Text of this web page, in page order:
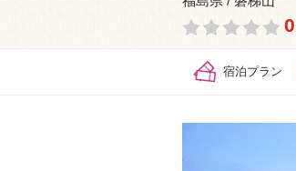
宿泊プラン